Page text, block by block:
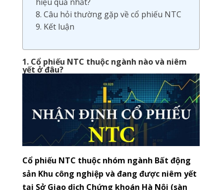
8. Câu hỏi thường gặp về cổ phiếu NTC
9. Kết luận
1. Cổ phiếu NTC thuộc ngành nào và niêm
yết ở đâu?
Cổ phiếu NTC thuộc nhóm ngành Bất động
sản Khu công nghiệp và đang được niêm yết
tại Sở Giao dịch Chứng khoán Hà Nội (sàn